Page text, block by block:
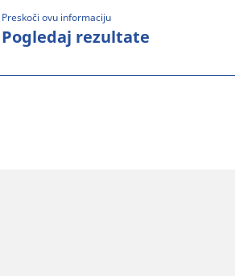
Preskoči ovu informaciju
Pogledaj rezultate